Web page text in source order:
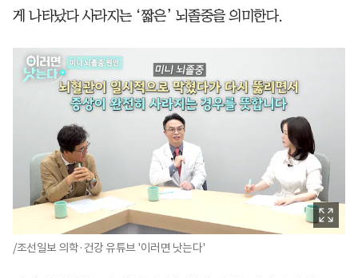
게 나타났다 사라지는 ‘짧은’ 뇌졸중을 의미한다.
/조선일보 의학·건강 유튜브 '이러면 낫는다'